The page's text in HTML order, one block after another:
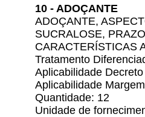
10 - ADOÇANTE
ADOÇANTE,
SUCRALOSE,
CARACTERÍSTICAS
Tratamento
Aplicabilidade
Aplicabilidade
Quantidade: 12
Unidade de